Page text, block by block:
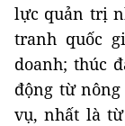
lực quản trị
tranh quốc
doanh; thúc
động từ
vụ, nhất là